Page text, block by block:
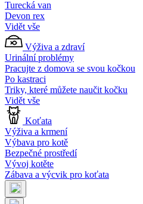
Turecká van
Devon rex
Vidět vše
Výživa a zdraví
Urinální problémy
Pracujte z domova se svou kočkou
Po kastraci
Triky, které můžete naučit kočku
Vidět vše
Koťata
Výživa a krmení
Výbava pro kotě
Bezpečné prostředí
Vývoj kotěte
Zábava a výcvik pro koťata